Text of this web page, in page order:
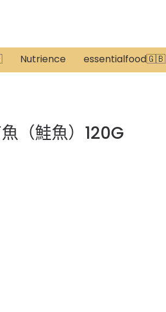
Nutrience essentialfood🇬🇧
（鮭魚）120G